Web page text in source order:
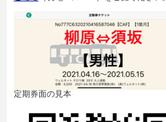
定期券面の見本